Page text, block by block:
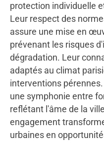
protection individuelle
Leur respect des
assure une mise en
prévenant les risques
dégradation. Leur
adaptés au climat
interventions
une symphonie entre
reflétant l'âme de la
engagement
urbaines en